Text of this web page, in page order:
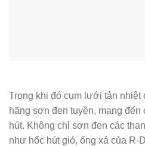
Trong khi đó cụm lưới tản
hãng sơn đen tuyền, mang đến
hút. Không chỉ sơn đen các
như hốc hút gió, ống xả của R-